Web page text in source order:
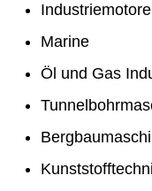
Marine
Öl und Gas